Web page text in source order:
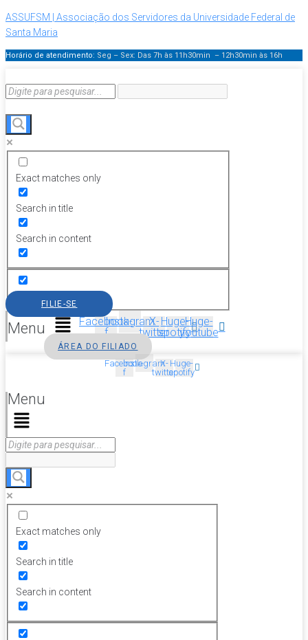
ASSUFSM | Associação dos Servidores da Universidade Federal de
Santa Maria
Horário de atendimento: Seg – Sex: Das 7h às 11h30min – 12h30min às 16h
Exact matches only
Search in title
Search in content
Menu
FILIE-SE
Facebook-
f
InstagramX-
twitter
Huge-
spotify
Huge-
youtube
ÁREA DO FILIADO
Facebook-
f
InstagramX-
twitter
Huge-
spotify
Menu
Exact matches only
Search in title
Search in content